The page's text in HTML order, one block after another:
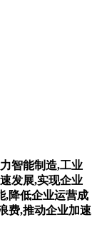
智能制造,工业
发展,实现企业
,降低企业运营成
费,推动企业加速